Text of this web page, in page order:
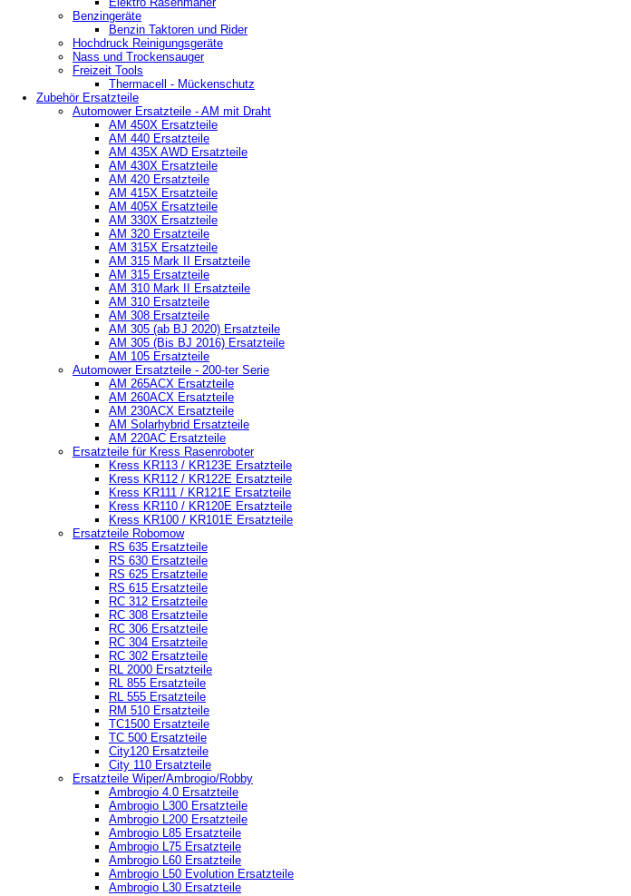
Benzingeräte
Benzin Taktoren und Rider
Hochdruck Reinigungsgeräte
Nass und Trockensauger
Freizeit Tools
Thermacell - Mückenschutz
Zubehör Ersatzteile
Automower Ersatzteile - AM mit Draht
AM 450X Ersatzteile
AM 440 Ersatzteile
AM 435X AWD Ersatzteile
AM 430X Ersatzteile
AM 420 Ersatzteile
AM 415X Ersatzteile
AM 405X Ersatzteile
AM 330X Ersatzteile
AM 320 Ersatzteile
AM 315X Ersatzteile
AM 315 Mark II Ersatzteile
AM 315 Ersatzteile
AM 310 Mark II Ersatzteile
AM 310 Ersatzteile
AM 308 Ersatzteile
AM 305 (ab BJ 2020) Ersatzteile
AM 305 (Bis BJ 2016) Ersatzteile
AM 105 Ersatzteile
Automower Ersatzteile - 200-ter Serie
AM 265ACX Ersatzteile
AM 260ACX Ersatzteile
AM 230ACX Ersatzteile
AM Solarhybrid Ersatzteile
AM 220AC Ersatzteile
Ersatzteile für Kress Rasenroboter
Kress KR113 / KR123E Ersatzteile
Kress KR112 / KR122E Ersatzteile
Kress KR111 / KR121E Ersatzteile
Kress KR110 / KR120E Ersatzteile
Kress KR100 / KR101E Ersatzteile
Ersatzteile Robomow
RS 635 Ersatzteile
RS 630 Ersatzteile
RS 625 Ersatzteile
RS 615 Ersatzteile
RC 312 Ersatzteile
RC 308 Ersatzteile
RC 306 Ersatzteile
RC 304 Ersatzteile
RC 302 Ersatzteile
RL 2000 Ersatzteile
RL 855 Ersatzteile
RL 555 Ersatzteile
RM 510 Ersatzteile
TC1500 Ersatzteile
TC 500 Ersatzteile
City120 Ersatzteile
City 110 Ersatzteile
Ersatzteile Wiper/Ambrogio/Robby
Ambrogio 4.0 Ersatzteile
Ambrogio L300 Ersatzteile
Ambrogio L200 Ersatzteile
Ambrogio L85 Ersatzteile
Ambrogio L75 Ersatzteile
Ambrogio L60 Ersatzteile
Ambrogio L50 Evolution Ersatzteile
Ambrogio L30 Ersatzteile